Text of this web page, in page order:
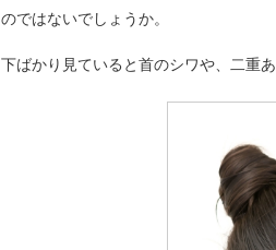
のではないでしょうか。
下ばかり見ていると首のシワや、二重あ